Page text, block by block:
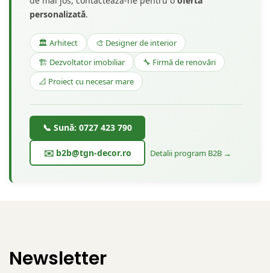
personalizată.
🏛️ Arhitect
🎨 Designer de interior
🏗️ Dezvoltator imobiliar
🔧 Firmă de renovări
📐 Proiect cu necesar mare
📞 Sună: 0727 423 790
✉️ b2b@tgn-decor.ro Detalii program B2B →
Newsletter